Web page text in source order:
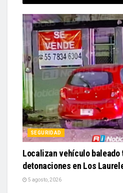
SEGURIDAD
Localizan vehículo baleado
detonaciones en Los
5 agosto, 2026